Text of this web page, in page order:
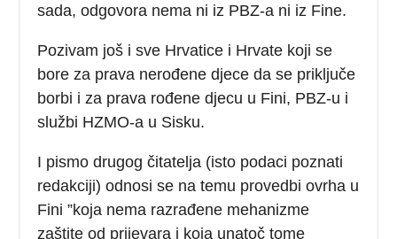
sada, odgovora nema ni iz PBZ-a ni iz Fine.
Pozivam još i sve Hrvatice i Hrvate koji se
bore za prava nerođene djece da se priključe
borbi i za prava rođene djecu u Fini, PBZ-u i
službi HZMO-a u Sisku.
I pismo drugog čitatelja (isto podaci poznati
redakciji) odnosi se na temu provedbi ovrha u
Fini ”koja nema razrađene mehanizme
zaštite od prijevara i koja unatoč tome